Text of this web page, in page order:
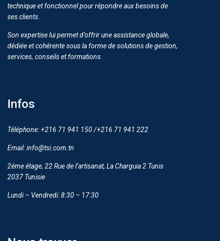
technique et fonctionnel pour répondre aux besoins de
ses clients.
Son expertise lui permet d’offrir une assistance globale,
dédiée et cohérente sous la forme de solutions de gestion,
services, conseils et formations.
Infos
Téléphone: +216 71 941 150 /+216 71 941 222
Email: info@tsi.com.tn
2éme étage, 22 Rue de l’artisanat, La Charguia 2 Tunis
2037 Tunisie
Lundi – Vendredi: 8:30 – 17:30